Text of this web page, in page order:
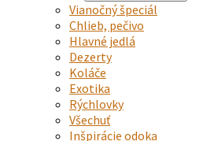
Vianočný špeciál
Chlieb, pečivo
Hlavné jedlá
Dezerty
Koláče
Exotika
Rýchlovky
Všechuť
Inšpirácie odoka